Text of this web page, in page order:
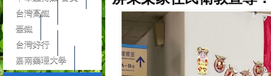
台灣高鐵
臺鐵
台灣好行
嘉南藥理大學